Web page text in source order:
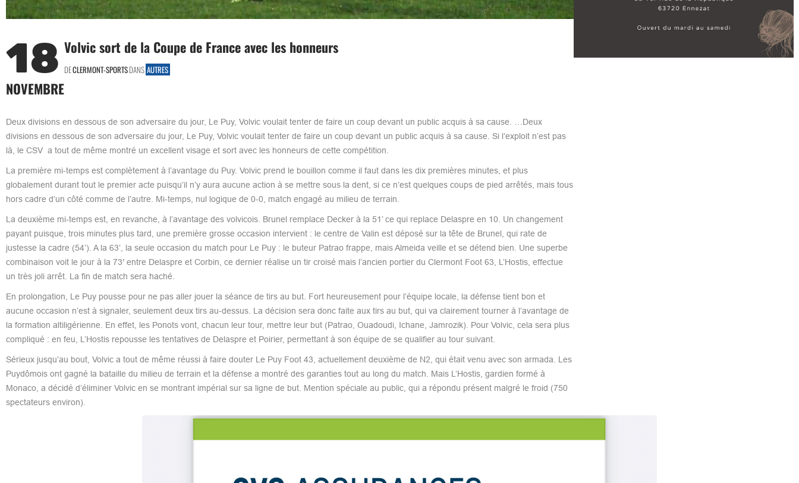
18
NOVEMBRE
Volvic sort de la Coupe de France avec les honneurs
DECLERMONT-SPORTSDANS AUTRES
Deux divisions en dessous de son adversaire du jour, Le Puy, Volvic voulait tenter de faire un coup devant un public acquis à sa cause. …Deux
divisions en dessous de son adversaire du jour, Le Puy, Volvic voulait tenter de faire un coup devant un public acquis à sa cause. Si l’exploit n’est pas
là, le CSV a tout de même montré un excellent visage et sort avec les honneurs de cette compétition.
La première mi-temps est complètement à l’avantage du Puy. Volvic prend le bouillon comme il faut dans les dix premières minutes, et plus
globalement durant tout le premier acte puisqu’il n’y aura aucune action à se mettre sous la dent, si ce n’est quelques coups de pied arrêtés, mais tous
hors cadre d’un côté comme de l’autre. Mi-temps, nul logique de 0-0, match engagé au milieu de terrain.
La deuxième mi-temps est, en revanche, à l’avantage des volvicois. Brunel remplace Decker à la 51’ ce qui replace Delaspre en 10. Un changement
payant puisque, trois minutes plus tard, une première grosse occasion intervient : le centre de Valin est déposé sur la tête de Brunel, qui rate de
justesse la cadre (54’). A la 63’, la seule occasion du match pour Le Puy : le buteur Patrao frappe, mais Almeida veille et se détend bien. Une superbe
combinaison voit le jour à la 73′ entre Delaspre et Corbin, ce dernier réalise un tir croisé mais l’ancien portier du Clermont Foot 63, L’Hostis, effectue
un très joli arrêt. La fin de match sera haché.
En prolongation, Le Puy pousse pour ne pas aller jouer la séance de tirs au but. Fort heureusement pour l’équipe locale, la défense tient bon et
aucune occasion n’est à signaler, seulement deux tirs au-dessus. La décision sera donc faite aux tirs au but, qui va clairement tourner à l’avantage de
la formation altiligérienne. En effet, les Ponots vont, chacun leur tour, mettre leur but (Patrao, Ouadoudi, Ichane, Jamrozik). Pour Volvic, cela sera plus
compliqué : en feu, L’Hostis repousse les tentatives de Delaspre et Poirier, permettant à son équipe de se qualifier au tour suivant.
Sérieux jusqu’au bout, Volvic a tout de même réussi à faire douter Le Puy Foot 43, actuellement deuxième de N2, qui était venu avec son armada. Les
Puydômois ont gagné la bataille du milieu de terrain et la défense a montré des garanties tout au long du match. Mais L’Hostis, gardien formé à
Monaco, a décidé d’éliminer Volvic en se montrant impérial sur sa ligne de but. Mention spéciale au public, qui a répondu présent malgré le froid (750
spectateurs environ).